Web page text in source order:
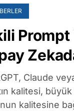
Prompt
7
Claude
kalitesi,
kalitesine